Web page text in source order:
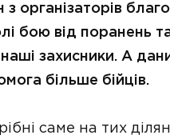
організаторів
бою від поранень
захисники. А
більше бійців.
саме на тих